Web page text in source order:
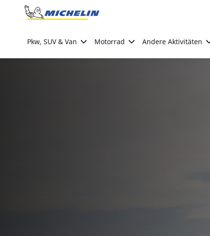
Go to page content
Pkw, SUV & Van Motorrad Andere Aktivitäten